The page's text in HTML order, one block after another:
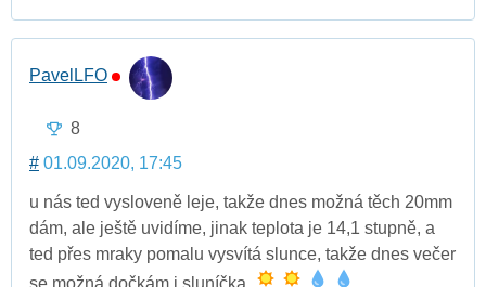
PavelLFO
8
# 01.09.2020, 17:45
u nás ted vysloveně leje, takže dnes možná těch 20mm
dám, ale ještě uvidíme, jinak teplota je 14,1 stupně, a
ted přes mraky pomalu vysvítá slunce, takže dnes večer